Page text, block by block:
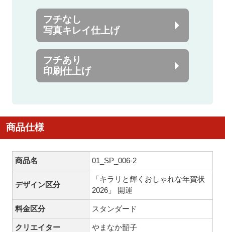
フチなし
写真キレイ仕上げ
フチあり
印刷仕上げ
商品仕様
商品名 01_SP_006-2
デザイン区分
「キラリと輝くおしゃれな年賀状
2026」 開運
料金区分 スタンダード
クリエイター やまなか韶子